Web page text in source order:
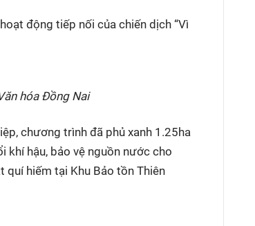
Made By Vietnam
Chung một tấm
Cuộc đua xe đạp
động tiếp nối của chiến dịch “Vì
hóa Đồng Nai
chương trình đã phủ xanh 1.25ha
khí hậu, bảo vệ nguồn nước cho
quí hiếm tại Khu Bảo tồn Thiên